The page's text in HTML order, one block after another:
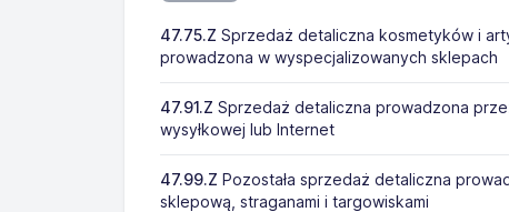
47.75.Z Sprzedaż detaliczna kosmetyków i
prowadzona w wyspecjalizowanych sklepach
47.91.Z Sprzedaż detaliczna prowadzona
wysyłkowej lub Internet
47.99.Z Pozostała sprzedaż detaliczna
sklepową, straganami i targowiskami